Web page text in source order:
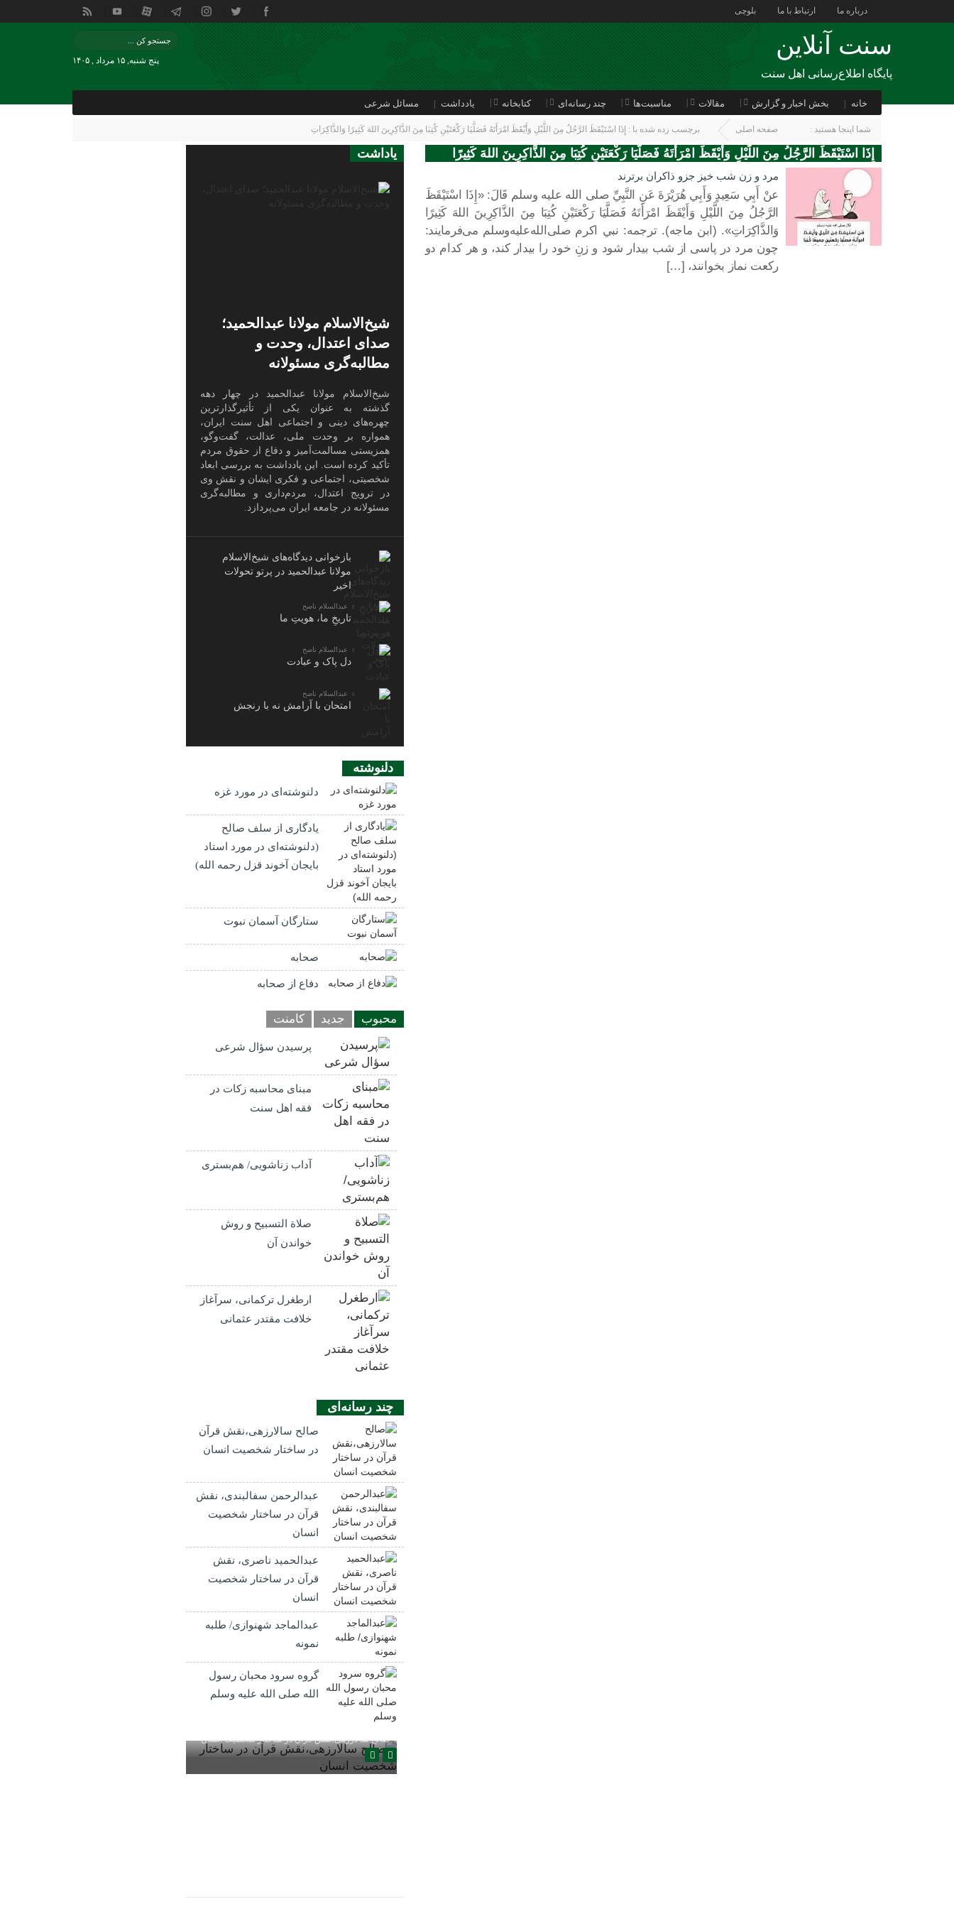
درباره ما ارتباط با ما بلوچی
سنت آنلاین
پایگاه اطلاع‌رسانی اهل سنت
پنج شنبه, ۱۵ مرداد , ۱۴۰۵
خانه بخش اخبار و گزارش مقالات مناسبت‌ها چند رسانه‌ای کتابخانه یادداشت مسائل شرعی
شما اینجا هستید : صفحه اصلی برچسب زده شده با : إِذَا اسْتَيْقَظَ الرَّجُلُ مِنَ اللَّيْلِ وَأَيْقَظَ امْرَأَتَهُ فَصَلَّيَا رَكْعَتَيْنِ كُتِبَا مِنَ الذَّاكِرِينَ اللهَ كَثِيرًا وَالذَّاكِرَاتِ
إِذَا اسْتَيْقَظَ الرَّجُلُ مِنَ اللَّيْلِ وَأَيْقَظَ امْرَأَتَهُ فَصَلَّيَا رَكْعَتَيْنِ كُتِبَا مِنَ الذَّاكِرِينَ اللهَ كَثِيرًا
وَالذَّاكِرَاتِ
مرد و زن شب خيز جزو ذاكران برترند
عنْ أَبِي سَعِيدٍ وَأَبِي هُرَيْرَةَ عَنِ النَّبِيِّ صلى الله عليه وسلم قَالَ: «إِذَا اسْتَيْقَظَ
الرَّجُلُ مِنَ اللَّيْلِ وَأَيْقَظَ امْرَأَتَهُ فَصَلَّيَا رَكْعَتَيْنِ كُتِبَا مِنَ الذَّاكِرِينَ اللهَ كَثِيرًا
وَالذَّاكِرَاتِ». (ابن ماجه). ترجمه: نبي اكرم صلی‌الله‌علیه‌وسلم می‌فرمايند:
چون مرد در پاسی از شب بيدار شود و زنِ خود را بيدار كند، و هر كدام دو
ركعت نماز بخوانند، […]
یاداشت
شیخ‌الاسلام مولانا عبدالحمید؛
صدای اعتدال، وحدت و
مطالبه‌گری مسئولانه
شیخ‌الاسلام مولانا عبدالحمید در چهار دهه
گذشته به عنوان یکی از تأثیرگذارترین
چهره‌های دینی و اجتماعی اهل سنت ایران،
همواره بر وحدت ملی، عدالت، گفت‌وگو،
همزیستی مسالمت‌آمیز و دفاع از حقوق مردم
تأکید کرده است. این یادداشت به بررسی ابعاد
شخصیتی، اجتماعی و فکری ایشان و نقش وی
در ترویج اعتدال، مردم‌داری و مطالبه‌گری
مسئولانه در جامعه ایران می‌پردازد.
بازخوانی دیدگاه‌های شیخ‌الاسلام
مولانا عبدالحمید در پرتو تحولات
اخیر
عبدالسلام ناصح
تاریخِ ما، هویتِ ما
عبدالسلام ناصح
دل پاک و عبادت
عبدالسلام ناصح
امتحان با آرامش نه با رنجش
دلنوشته
دلنوشته‌ای در مورد غزه
یادگاری از سلف صالح
(دلنوشته‌ای در مورد استاد
بایجان آخوند قزل رحمه الله)
ستارگان آسمان نبوت
صحابه
دفاع از صحابه
محبوب جدید کامنت
پرسیدن سؤال شرعی
مبنای محاسبه زکات در
فقه اهل سنت
آداب زناشویی/ هم‌بستری
صلاة التسبيح و روش
خواندن آن
ارطغرل ترکمانی، سرآغاز
خلافت مقتدر عثمانی
چند رسانه‌ای
صالح سالارزهی،‌نقش قرآن
در ساختار شخصیت انسان
عبدالرحمن سفالبندی، نقش
قرآن در ساختار شخصیت
انسان
عبدالحمید ناصری، نقش
قرآن در ساختار شخصیت
انسان
عبدالماجد شهنوازی/ طلبه
نمونه
گروه سرود محبان رسول
الله صلی الله علیه وسلم
صالح سالارزهی،‌نقش قرآن در ساختار شخصیت انسان